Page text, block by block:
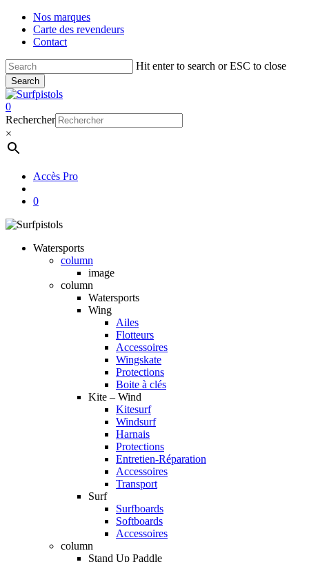
Skip
main
Nos marques
Carte des revendeurs
Contact
Hit enter to search or ESC to close
Search
Close
Search
account
0
Menu
Rechercher
×
Accès Pro
0
Watersports
column
image
column
Watersports
Wing
Ailes
Flotteurs
Accessoires
Wingskate
Protections
Boite à clés
Kite – Wind
Kitesurf
Windsurf
Harnais
Protections
Entretien-Réparation
Accessoires
Transport
Surf
Surfboards
Softboards
Accessoires
column
Stand Up Paddle